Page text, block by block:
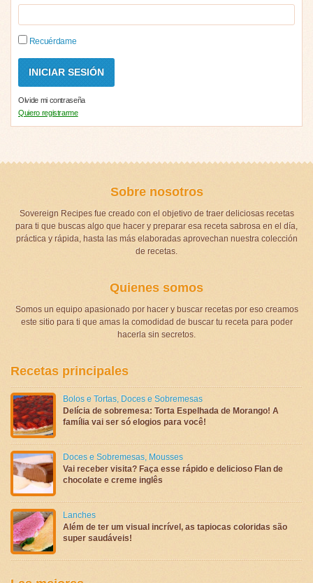
Recuérdame
Olvide mi contraseña
Quiero registrarme
Sobre nosotros
Sovereign Recipes fue creado con el objetivo de traer deliciosas recetas
para ti que buscas algo que hacer y preparar esa receta sabrosa en el día,
práctica y rápida, hasta las más elaboradas aprovechan nuestra colección
de recetas.
Quienes somos
Somos un equipo apasionado por hacer y buscar recetas por eso creamos
este sitio para ti que amas la comodidad de buscar tu receta para poder
hacerla sin secretos.
Recetas principales
Bolos e Tortas, Doces e Sobremesas
Delícia de sobremesa: Torta Espelhada de Morango! A
família vai ser só elogios para você!
Doces e Sobremesas, Mousses
Vai receber visita? Faça esse rápido e delicioso Flan de
chocolate e creme inglês
Lanches
Além de ter um visual incrível, as tapiocas coloridas são
super saudáveis!